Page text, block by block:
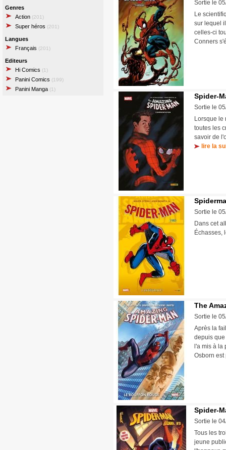
Genres
Action (201)
Super héros (201)
Langues
Français (201)
Editeurs
Hi Comics (1)
Panini Comics (199)
Panini Manga (1)
Sortie le
Le
sur lequel
celles-ci
Conners
Spider-
Sortie le
Lorsque le
toutes les
savoir de
lire la
Sortie le
Dans cet
Échasses,
The
Sortie le
Après la
depuis
l'a mis à la
Osborn
Spider-
Sortie le
Tous les
jeune